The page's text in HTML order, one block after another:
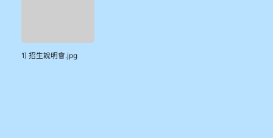
912彭子宸
1) 招生說明會.jpg